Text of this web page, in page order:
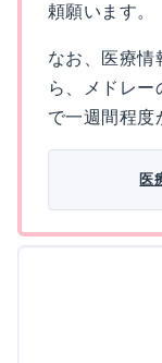
頼願います。
なお、医療情
ら、メドレー
で一週間程度
医